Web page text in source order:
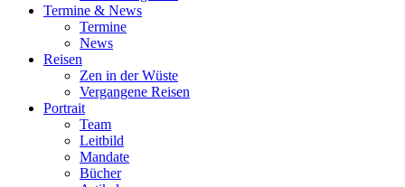
Termine & News
Termine
News
Reisen
Zen in der Wüste
Vergangene Reisen
Portrait
Team
Leitbild
Mandate
Bücher